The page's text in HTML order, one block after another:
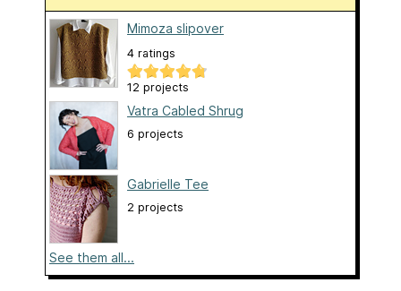
Mimoza slipover
4 ratings
12 projects
Vatra Cabled Shrug
6 projects
Gabrielle Tee
2 projects
See them all...